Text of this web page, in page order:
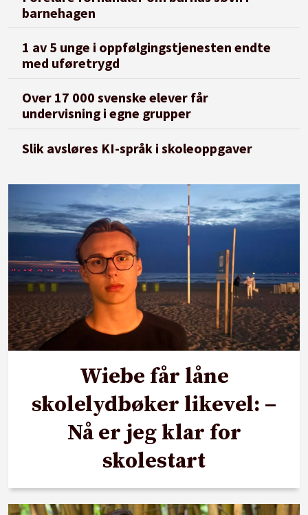
barnehagen
1 av 5 unge i oppfølgingstjenesten endte
med uføretrygd
Over 17 000 svenske elever får
undervisning i egne grupper
Slik avsløres KI-språk i skoleoppgaver
Wiebe får låne
skolelydbøker likevel: –
Nå er jeg klar for
skolestart